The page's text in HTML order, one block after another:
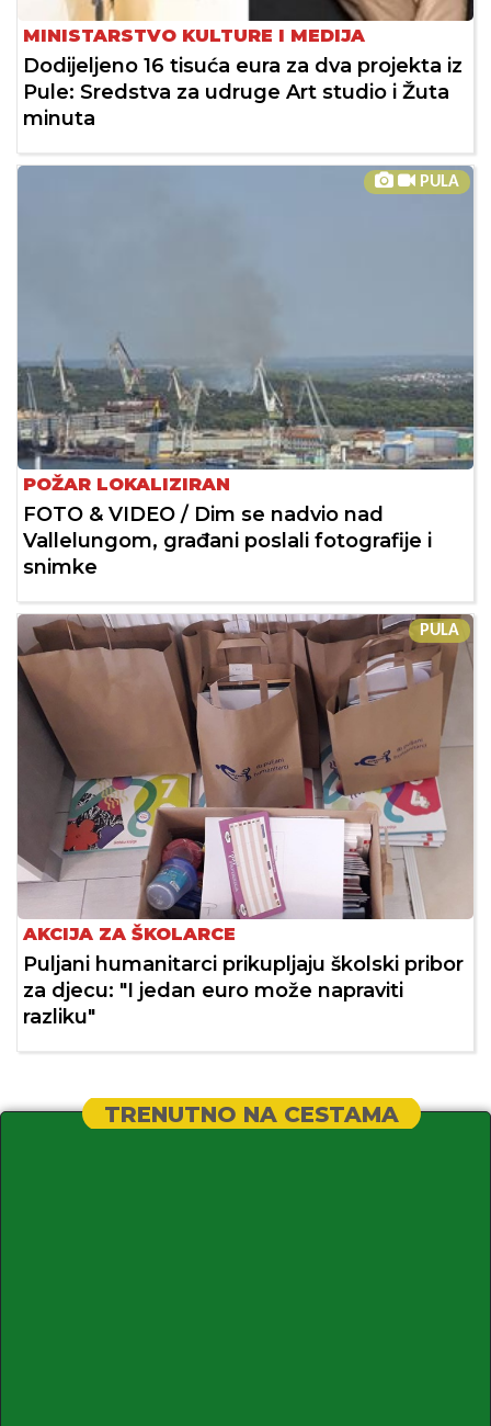
MINISTARSTVO KULTURE I MEDIJA
Dodijeljeno 16 tisuća eura za dva projekta iz
Pule: Sredstva za udruge Art studio i Žuta
minuta
PULA
POŽAR LOKALIZIRAN
FOTO & VIDEO / Dim se nadvio nad
Vallelungom, građani poslali fotografije i
snimke
PULA
AKCIJA ZA ŠKOLARCE
Puljani humanitarci prikupljaju školski pribor
za djecu: "I jedan euro može napraviti
razliku"
TRENUTNO NA CESTAMA